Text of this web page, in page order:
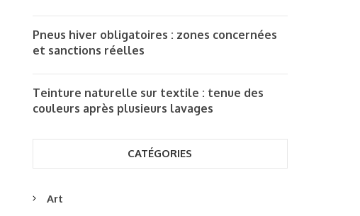
Pneus hiver obligatoires : zones concernées
et sanctions réelles
Teinture naturelle sur textile : tenue des
couleurs après plusieurs lavages
CATÉGORIES
Art